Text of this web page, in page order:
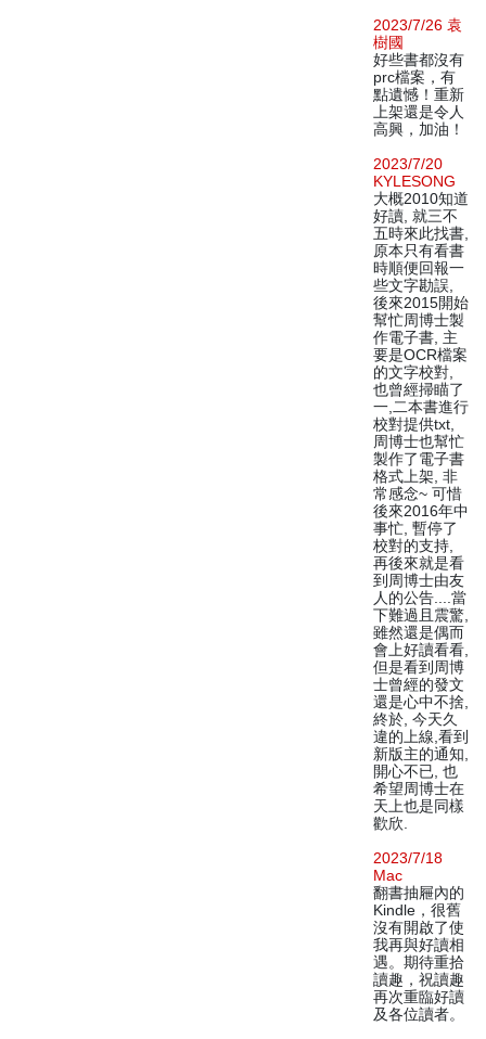
2023/7/26 袁
樹國
好些書都沒有
prc檔案，有
點遺憾！重新
上架還是令人
高興，加油！
2023/7/20
KYLESONG
大概2010知道
好讀, 就三不
五時來此找書,
原本只有看書
時順便回報一
些文字勘誤,
後來2015開始
幫忙周博士製
作電子書, 主
要是OCR檔案
的文字校對,
也曾經掃瞄了
一,二本書進行
校對提供txt,
周博士也幫忙
製作了電子書
格式上架, 非
常感念~ 可惜
後來2016年中
事忙, 暫停了
校對的支持,
再後來就是看
到周博士由友
人的公告....當
下難過且震驚,
雖然還是偶而
會上好讀看看,
但是看到周博
士曾經的發文
還是心中不捨,
終於, 今天久
違的上線,看到
新版主的通知,
開心不已, 也
希望周博士在
天上也是同樣
歡欣.
2023/7/18
Mac
翻書抽屜內的
Kindle，很舊
沒有開啟了使
我再與好讀相
遇。期待重拾
讀趣，祝讀趣
再次重臨好讀
及各位讀者。